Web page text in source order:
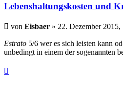
Lebenshaltungskosten und
Beitrag
von Eisbaer » 22. Dezember 2015,
Estrato 5/6 wer es sich leisten kann
unbedingt in einem der sogenannten